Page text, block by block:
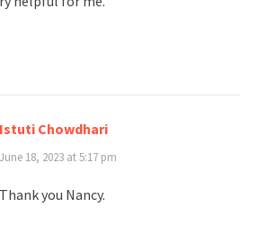
Istuti Chowdhari
June 18, 2023 at 5:17 pm
Thank you Nancy.